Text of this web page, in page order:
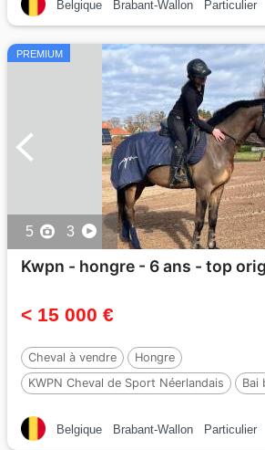
Belgique Brabant-Wallon Particulier
PREMIUM
5 3
Kwpn - hongre - 6 ans - top
< 15 000 €
Cheval à vendre
Hongre
KWPN Cheval de Sport Néerlandais
Bai
Belgique
Brabant-Wallon Particulier